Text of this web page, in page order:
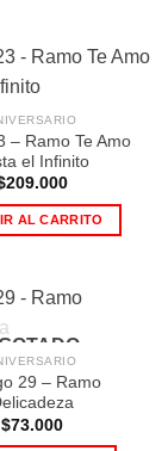
– Ramo Te Amo
el Infinito
209.000
AL CARRITO
29 – Ramo
$73.000